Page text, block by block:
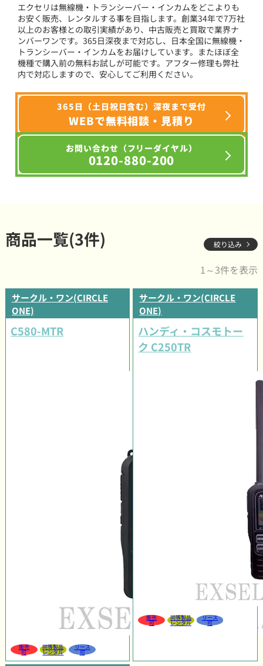
エクセリは無線機・トランシーバー・インカムをどこよりも
お安く販売、レンタルする事を目指します。創業34年で7万社
以上のお客様との取引実績があり、中古販売と買取で業界ナ
ンバーワンです。365日深夜まで対応し、日本全国に無線機・
トランシーバー・インカムをお届けしています。またほぼ全
機種で購入前の無料お試しが可能です。アフター修理も弊社
内で対応しますので、安心してご利用ください。
365日（土日祝日含む）深夜まで受付
WEBで無料相談・見積り
お問い合わせ（フリーダイヤル）
0120-880-200
商品一覧(3件) 絞り込み
1～3件を表示
サークル・ワン(CIRCLE
ONE)
C580-MTR
販売
可
同等製品
レンタル
リース
可
サークル・ワン(CIRCLE
ONE)
ハンディ・コスモトー
ク C250TR
販売
可
同等製品
レンタル
リース
可